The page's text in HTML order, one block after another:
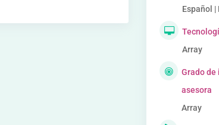
Español |
Array
Grado de
asesora
Array